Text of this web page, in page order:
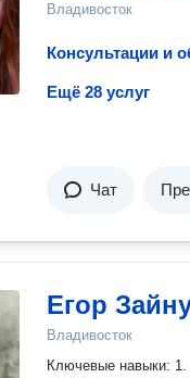
Владивосток
Ещё 28 услуг
Чат
Егор
Владивосток
Ключевые навыки: 1. Создание сайтов, посадочных страниц,